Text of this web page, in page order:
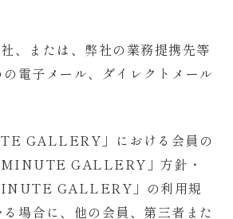
、または、弊社の業務提携先等
電子メール、ダイレクトメール
GALLERY」における会員の
GALLERY」方針・
GALLERY」の利用規
場合に、他の会員、第三者また